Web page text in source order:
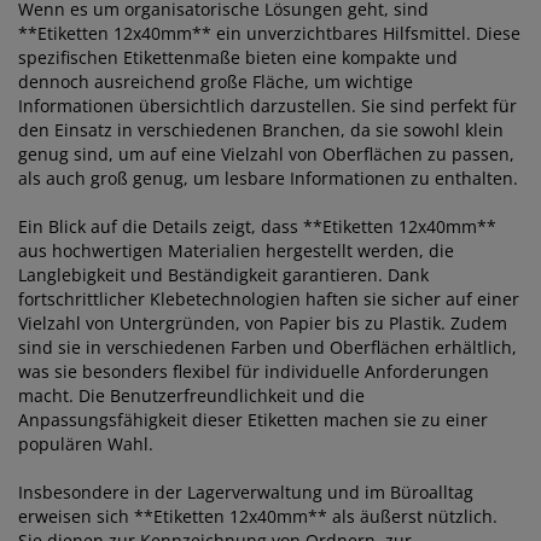
Wenn es um organisatorische Lösungen geht, sind
**Etiketten 12x40mm** ein unverzichtbares Hilfsmittel. Diese
spezifischen Etikettenmaße bieten eine kompakte und
dennoch ausreichend große Fläche, um wichtige
Informationen übersichtlich darzustellen. Sie sind perfekt für
den Einsatz in verschiedenen Branchen, da sie sowohl klein
genug sind, um auf eine Vielzahl von Oberflächen zu passen,
als auch groß genug, um lesbare Informationen zu enthalten.
Ein Blick auf die Details zeigt, dass **Etiketten 12x40mm**
aus hochwertigen Materialien hergestellt werden, die
Langlebigkeit und Beständigkeit garantieren. Dank
fortschrittlicher Klebetechnologien haften sie sicher auf einer
Vielzahl von Untergründen, von Papier bis zu Plastik. Zudem
sind sie in verschiedenen Farben und Oberflächen erhältlich,
was sie besonders flexibel für individuelle Anforderungen
macht. Die Benutzerfreundlichkeit und die
Anpassungsfähigkeit dieser Etiketten machen sie zu einer
populären Wahl.
Insbesondere in der Lagerverwaltung und im Büroalltag
erweisen sich **Etiketten 12x40mm** als äußerst nützlich.